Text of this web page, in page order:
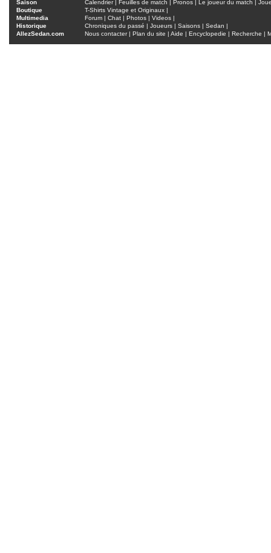
Saison Calendrier| Feuilles de match Pronos Le joueur du match
Boutique
T-Shirts Vintage et Originaux |
Multimedia
Forum | Chat | Photos | Videos |
Historique
Chroniques du passé | Joueurs | Saisons | Sedan |
AllezSedan.com
Nous contacter| Plan du site | Aide | Encyclopedie | Recherche |